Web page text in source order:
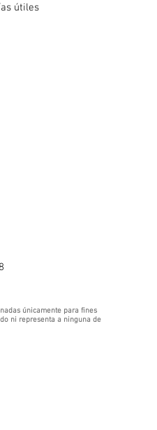
útiles
únicamente para fines
ni representa a ninguna de